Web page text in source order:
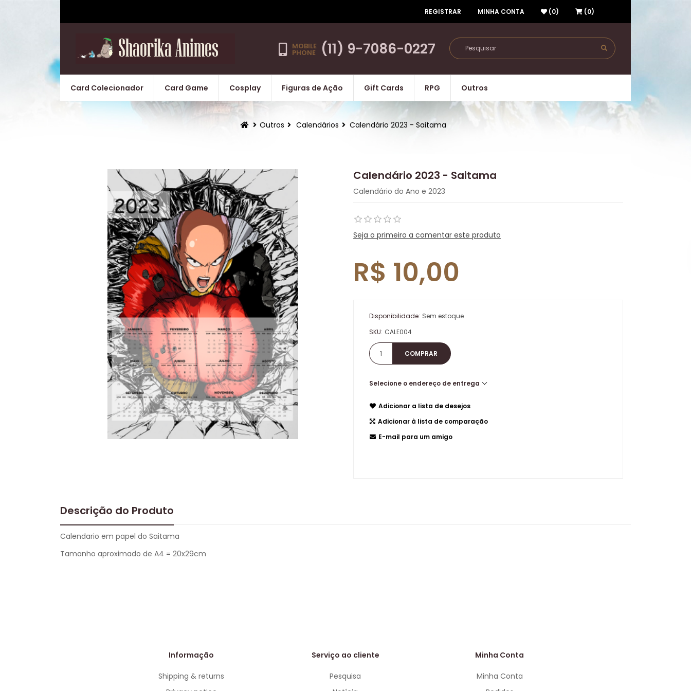
REGISTRAR MINHA CONTA (0) (0)
MOBILE
PHONE (11) 9-7086-0227
Card Colecionador Card Game Cosplay Figuras de Ação Gift Cards RPG Outros
Outros Calendários Calendário 2023 - Saitama
Calendário 2023 - Saitama
Calendário do Ano e 2023
Seja o primeiro a comentar este produto
R$ 10,00
Disponibilidade: Sem estoque
SKU: CALE004
Selecione o endereço de entrega
Adicionar a lista de desejos
Adicionar à lista de comparação
E-mail para um amigo
Descrição do Produto
Calendario em papel do Saitama
Tamanho aproximado de A4 = 20x29cm
Informação
Shipping & returns
Serviço ao cliente
Pesquisa
Minha Conta
Minha Conta